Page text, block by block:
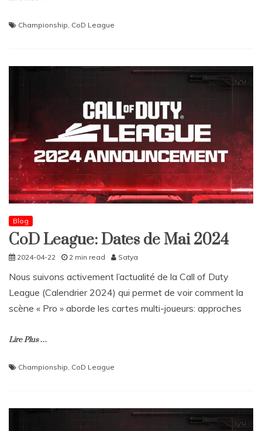
Championship, CoD League
Blog
CoD League: Dates de Mai 2024
2024-04-22 2 min read Satya
Nous suivons activement l’actualité de la Call of Duty
League (Calendrier 2024) qui permet de voir comment la
scène « Pro » aborde les cartes multi-joueurs: approches
Lire Plus …
Championship, CoD League